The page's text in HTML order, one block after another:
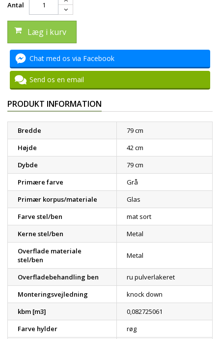
Antal
Læg i kurv
Chat med os via Facebook
Send os en email
PRODUKT INFORMATION
Bredde
79 cm
Højde
42 cm
Dybde
79 cm
Primære farve
Grå
Primær korpus/materiale
Glas
Farve stel/ben
mat sort
Kerne stel/ben
Metal
Overflade materiale
stel/ben
Metal
Overfladebehandling ben
ru pulverlakeret
Monteringsvejledning
knock down
kbm [m3]
0,082725061
Farve hylder
røg